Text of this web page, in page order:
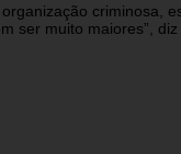
criminosa,
ser muito maiores”,